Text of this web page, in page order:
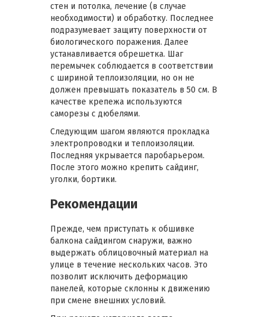
стен и потолка, лечение (в случае
необходимости) и обработку. Последнее
подразумевает защиту поверхности от
биологического поражения. Далее
устанавливается обрешетка. Шаг
перемычек соблюдается в соответствии
с шириной теплоизоляции, но он не
должен превышать показатель в 50 см. В
качестве крепежа используются
саморезы с дюбелями.
Следующим шагом являются прокладка
электропроводки и теплоизоляции.
Последняя укрывается паробарьером.
После этого можно крепить сайдинг,
уголки, бортики.
Рекомендации
Прежде, чем приступать к обшивке
балкона сайдингом снаружи, важно
выдержать облицовочный материал на
улице в течение нескольких часов. Это
позволит исключить деформацию
панелей, которые склонны к движению
при смене внешних условий.